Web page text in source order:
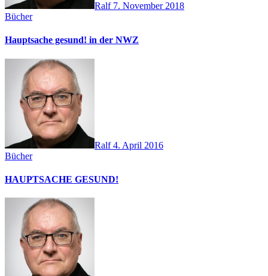
Ralf 7. November 2018
Bücher
Hauptsache gesund! in der NWZ
Ralf4. April 2016
Bücher
HAUPTSACHE GESUND!